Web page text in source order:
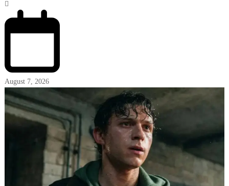
August 7, 2026